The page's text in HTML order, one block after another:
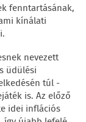
fenntartásának,
kínálati
nevezett
üdülési
túl -
is. Az előző
idei inflációs